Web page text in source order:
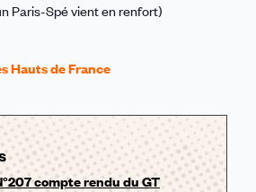
Paris-Spé vient en renfort)
Hauts de France
compte rendu du GT